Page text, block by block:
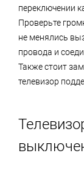
переключении
Проверьте
не менялись
провода и
Также стоит
телевизор